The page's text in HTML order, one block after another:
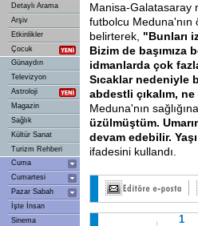
Detaylı Arama
Arşiv
Etkinlikler
Çocuk
Günaydın
Televizyon
Astroloji
Magazin
Sağlık
Kültür Sanat
Turizm Rehberi
Cuma
Cumartesi
Pazar Sabah
İşte İnsan
Sinema
Manisa-Galatasaray
futbolcu
belirterek, "Bunları
Bizim de başımıza
idmanlarda çok
Sıcaklar nedeniyle
abdestli çıkalım,
Meduna'nın
üzülmüştüm.
devam edebilir.
ifadesini kullandı.
1